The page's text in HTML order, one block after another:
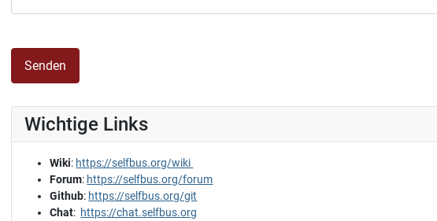
Senden
Wichtige Links
Wiki: https://selfbus.org/wiki
Forum: https://selfbus.org/forum
Github: https://selfbus.org/git
Chat: https://chat.selfbus.org